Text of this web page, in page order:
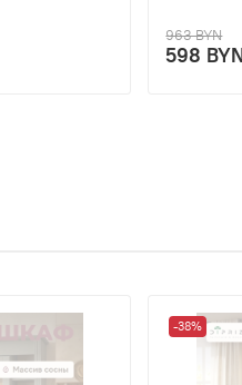
963 BYN
598
-38%